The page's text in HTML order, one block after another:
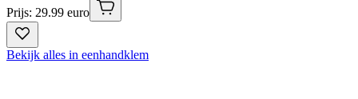
Prijs: 29.99 euro
Bekijk alles in eenhandklem